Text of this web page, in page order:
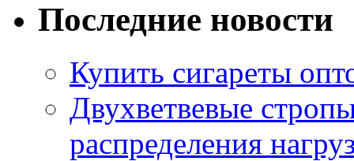
Последние новости
Купить сигареты
Двухветвевые
распределения